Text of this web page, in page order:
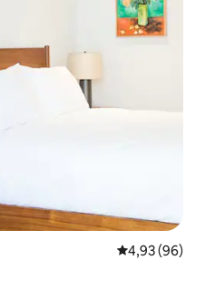
Classificação
4,93 (96)